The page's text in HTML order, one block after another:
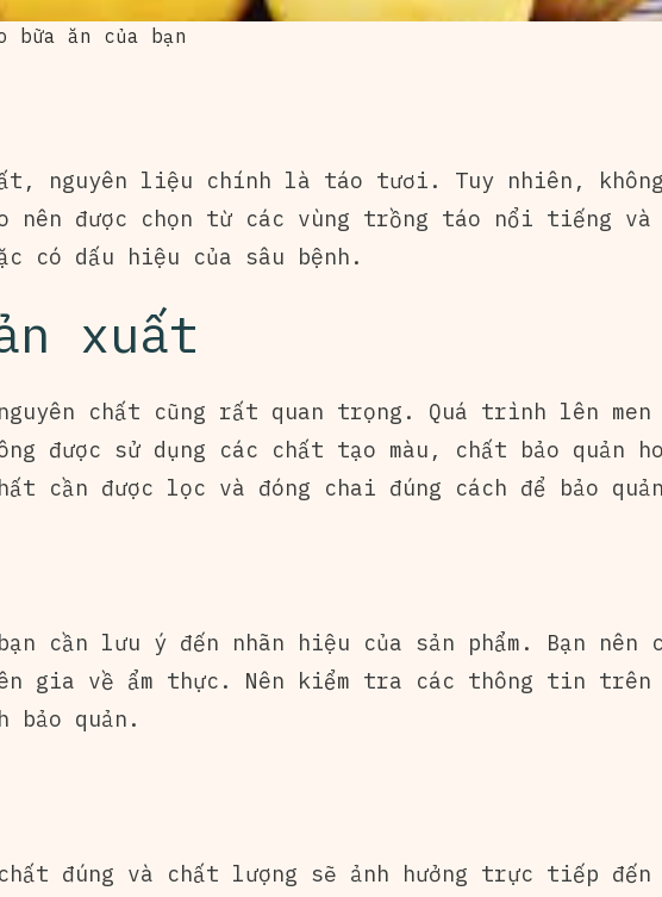
bữa ăn của bạn
nguyên liệu chính là táo tươi. Tuy nhiên,
nên được chọn từ các vùng trồng táo nổi tiếng và
có dấu hiệu của sâu bệnh.
xuất
chất cũng rất quan trọng. Quá trình lên
được sử dụng các chất tạo màu, chất bảo quản
cần được lọc và đóng chai đúng cách để bảo
cần lưu ý đến nhãn hiệu của sản phẩm. Bạn
gia về ẩm thực. Nên kiểm tra các thông tin trên
bảo quản.
đúng và chất lượng sẽ ảnh hưởng trực tiếp